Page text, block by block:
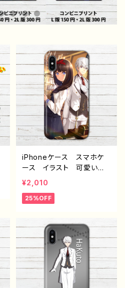
iPhoneケース スマホケ
ース イラスト 可愛い女
の子 おしゃれ服 男 か
っこいい イケメン クー
ル 個性的 おすすめ iP
ia Googlepixel Galax
y Android アンドロイ
ド ケース 人気 イラス
トレーター クリエイター
絵師 オリジナル デザイ
ン グッズ タイトル：雑貨
¥2,010
25%OFF